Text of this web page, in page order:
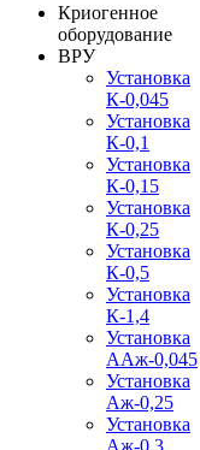
Криогенное
оборудование
ВРУ
Установка
К-0,045
Установка
К-0,1
Установка
К-0,15
Установка
К-0,25
Установка
К-0,5
Установка
К-1,4
Установка
ААж-0,045
Установка
Аж-0,25
Установка
Аж-0,3